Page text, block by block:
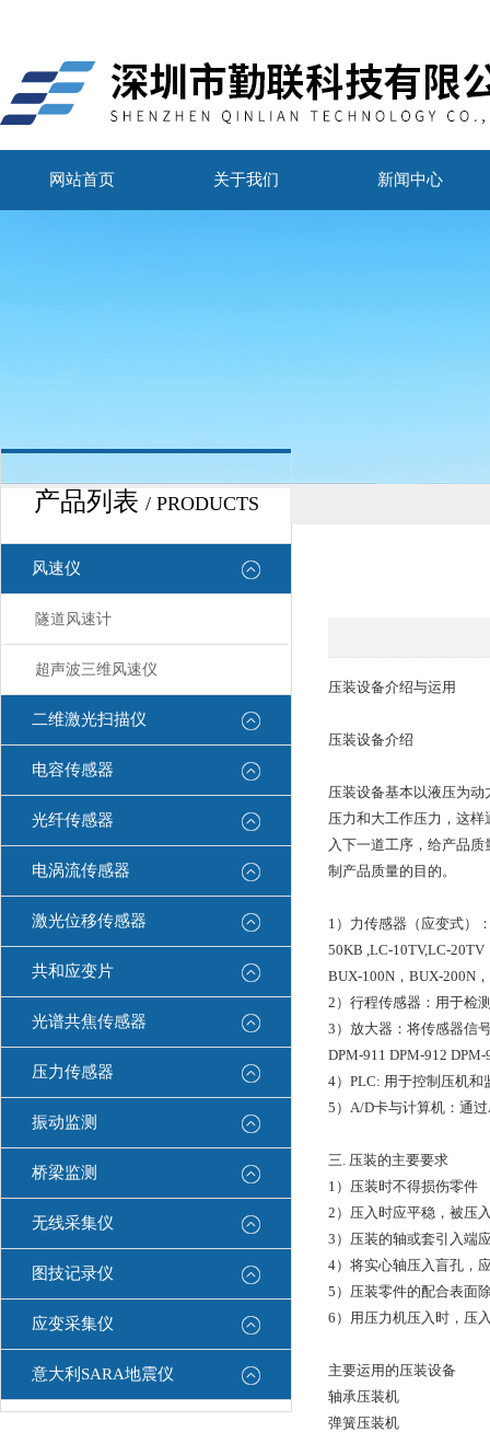
网站首页 关于我们 新闻中心
产品列表 / PRODUCTS
风速仪
隧道风速计
超声波三维风速仪
二维激光扫描仪
电容传感器
光纤传感器
电涡流传感器
激光位移传感器
共和应变片
光谱共焦传感器
压力传感器
振动监测
桥梁监测
无线采集仪
图技记录仪
应变采集仪
意大利SARA地震仪
压装设备介绍与运用
压装设备介绍
压装设备基本以液压为
压力和大工作压力，这
入下一道工序，给产品
制产品质量的目的。
1）力传感器（应变式）
50KB ,LC-10TV,LC-
BUX-100N，BUX-200N
2）行程传感器：用于检
3）放大器：将传感器信
DPM-911 DPM-912
4）PLC: 用于控制压机
5）A/D卡与计算机：通
三. 压装的主要要求
1）压装时不得损伤零件
2）压入时应平稳，被压
3）压装的轴或套引入端
4）将实心轴压入盲孔，
5）压装零件的配合表面
6）用压力机压入时，压
主要运用的压装设备
轴承压装机
弹簧压装机